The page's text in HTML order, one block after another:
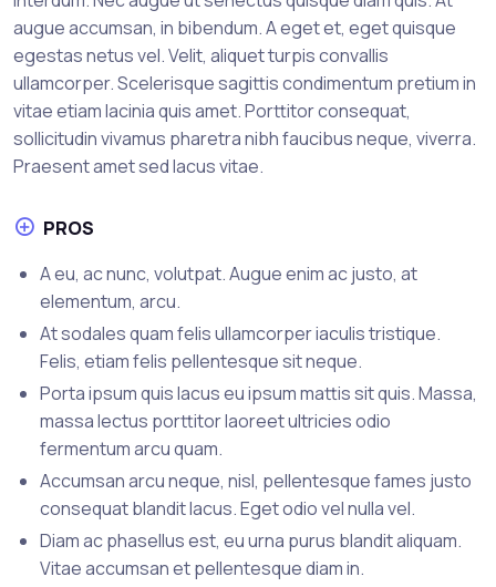
augue accumsan, in bibendum. A eget et, eget quisque
egestas netus vel. Velit, aliquet turpis convallis
ullamcorper. Scelerisque sagittis condimentum pretium in
vitae etiam lacinia quis amet. Porttitor consequat,
sollicitudin vivamus pharetra nibh faucibus neque, viverra.
Praesent amet sed lacus vitae.
PROS
A eu, ac nunc, volutpat. Augue enim ac justo, at
elementum, arcu.
At sodales quam felis ullamcorper iaculis tristique.
Felis, etiam felis pellentesque sit neque.
Porta ipsum quis lacus eu ipsum mattis sit quis. Massa,
massa lectus porttitor laoreet ultricies odio
fermentum arcu quam.
Accumsan arcu neque, nisl, pellentesque fames justo
consequat blandit lacus. Eget odio vel nulla vel.
Diam ac phasellus est, eu urna purus blandit aliquam.
Vitae accumsan et pellentesque diam in.